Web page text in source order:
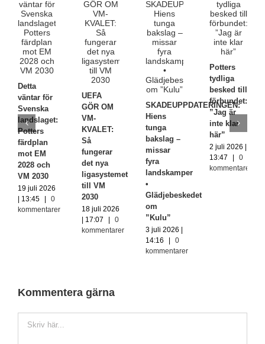
Detta
väntar för
Svenska
landslaget:
Potters
färdplan
mot EM
2028 och
VM 2030
19 juli 2026
| 13:45
|
0
kommentarer
UEFA
GÖR OM
VM-
KVALET:
Så
fungerar
det nya
ligasystemet
till VM
2030
18 juli 2026
| 17:07
|
0
kommentarer
SKADEUPPDATERINGEN:
Hiens
tunga
bakslag –
missar
fyra
landskamper
•
Glädjebeskedet
om
”Kulu”
3 juli 2026 |
14:16
|
0
kommentarer
Potters
tydliga
besked till
förbundet:
”Jag är
inte klar
här”
2 juli 2026 |
13:47
|
0
kommentarer
Kommentera gärna